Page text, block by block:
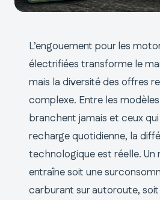
L’engouement pour les
électrifiées transforme le
mais la diversité des offres
complexe. Entre les
branchent jamais et ceux
recharge quotidienne, la
technologique est réelle. Un
entraîne soit une
carburant sur autoroute, soit